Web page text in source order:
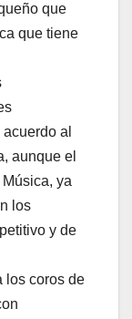
que
que tiene
al
aunque el
ya
los
y de
los coros de